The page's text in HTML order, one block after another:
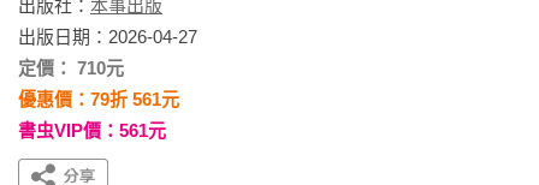
出版社： 本事出版
出版日期：2026-04-27
定價： 710元
優惠價：79折 561元
書虫VIP價：561元